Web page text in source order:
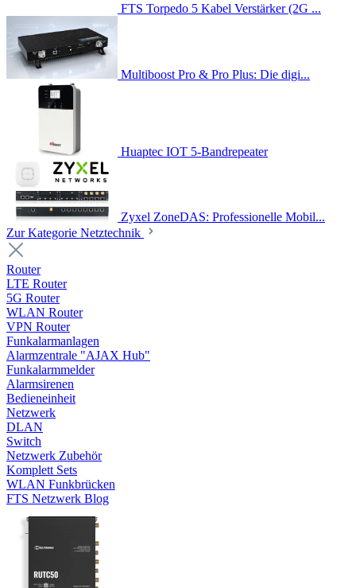
FTS Torpedo 5 Kabel Verstärker (2G ...
Multiboost Pro & Pro Plus: Die digi...
Huaptec IOT 5-Bandrepeater
Zyxel ZoneDAS: Professionelle Mobil...
Zur Kategorie Netztechnik
Router
LTE Router
5G Router
WLAN Router
VPN Router
Funkalarmanlagen
Alarmzentrale "AJAX Hub"
Funkalarmmelder
Alarmsirenen
Bedieneinheit
Netzwerk
DLAN
Switch
Netzwerk Zubehör
Komplett Sets
WLAN Funkbrücken
FTS Netzwerk Blog